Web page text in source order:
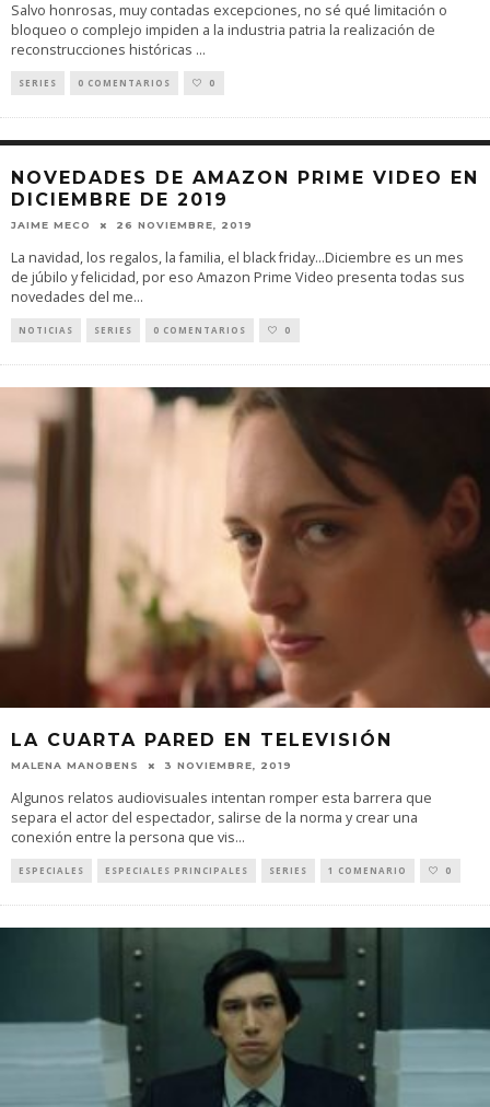
Salvo honrosas, muy contadas excepciones, no sé qué limitación o
bloqueo o complejo impiden a la industria patria la realización de
reconstrucciones históricas ...
SERIES 0 COMENTARIOS 0
NOVEDADES DE AMAZON PRIME VIDEO EN
DICIEMBRE DE 2019
JAIME MECO 26 NOVIEMBRE, 2019
La navidad, los regalos, la familia, el black friday...Diciembre es un mes
de júbilo y felicidad, por eso Amazon Prime Video presenta todas sus
novedades del me...
NOTICIAS SERIES 0 COMENTARIOS 0
LA CUARTA PARED EN TELEVISIÓN
MALENA MANOBENS 3 NOVIEMBRE, 2019
Algunos relatos audiovisuales intentan romper esta barrera que
separa el actor del espectador, salirse de la norma y crear una
conexión entre la persona que vis...
ESPECIALES ESPECIALES PRINCIPALES SERIES 1 COMENARIO 0